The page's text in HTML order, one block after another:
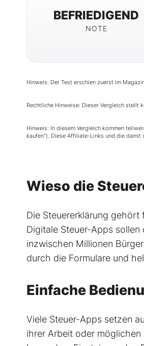
BEFRIEDIGEND
NOTE
Hinweis: Der Test erschien zuerst im
Rechtliche Hinweise: Dieser Vergleich stellt
Hinweis: In diesem Vergleich kommen
kaufen"). Diese Affiliate-Links und die damit
Wieso die
Die Steuererklärung
Digitale Steuer-Apps
inzwischen Millionen
durch die Formulare und
Einfache
Viele Steuer-Apps setzen
ihrer Arbeit oder